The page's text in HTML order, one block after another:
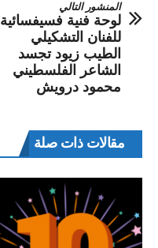
المنشور التالي
لوحة فنية فسيفسائية
للفنان التشكيلي
الطيب زيود تجسد
الشاعر الفلسطيني
محمود درويش
مقالات ذات صلة